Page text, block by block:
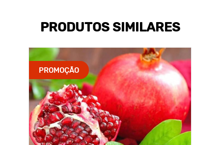
PRODUTOS SIMILARES
PROMOÇÃO